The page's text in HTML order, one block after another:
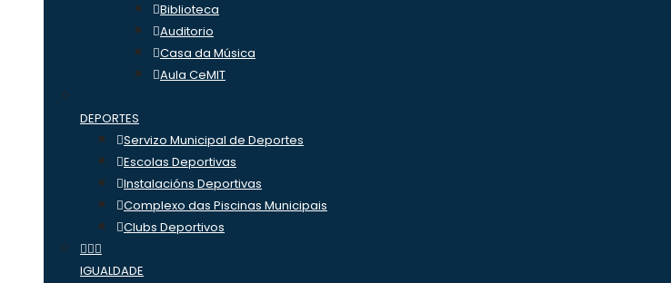
Biblioteca
Auditorio
Casa da Música
Aula CeMIT
DEPORTES
Servizo Municipal de Deportes
Escolas Deportivas
Instalacións Deportivas
Complexo das Piscinas Municipais
Clubs Deportivos
IGUALDADE